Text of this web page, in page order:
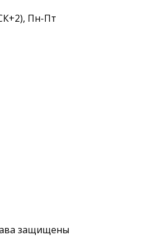
Пн-Пт
защищены